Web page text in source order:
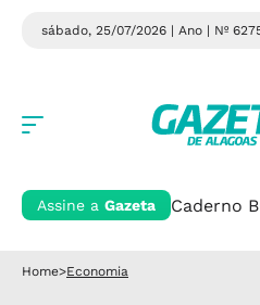
sábado, 25/07/2026 | Ano | Nº
Assine a Gazeta Caderno B
Home>Economia